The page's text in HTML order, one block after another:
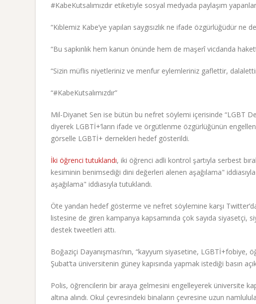
#KabeKutsalımızdır etiketiyle sosyal medyada paylaşım
“Kıblemiz Kabe’ye yapılan saygısızlık ne ifade özgürlüğüdür ne
“Bu sapkınlık hem kanun önünde hem de maşerî vicdanda
“Sizin müflis niyetleriniz ve menfur eylemleriniz gaflettir,
“#KabeKutsalımızdır”
Mil-Diyanet Sen ise bütün bu nefret söylemi içerisinde “LGBT
diyerek LGBTİ+’ların ifade ve örgütlenme özgürlüğünün
görselle LGBTİ+ dernekleri hedef gösterildi.
İki öğrenci tutuklandı, iki öğrenci adli kontrol şartıyla serbest
kesiminin benimsediği dini değerleri alenen aşağılama"
aşağılama" iddiasıyla tutuklandı.
Öte yandan hedef gösterme ve nefret söylemine karşı
listesine de giren kampanya kapsamında çok sayıda siyasetçi,
destek tweetleri attı.
Boğaziçi Dayanışması’nın, “kayyum siyasetine,
Şubat’ta üniversitenin güney kapısında yapmak istediği basın
Polis, öğrencilerin bir araya gelmesini engelleyerek üniversite
altına alındı. Okul çevresindeki binaların çevresine uzun